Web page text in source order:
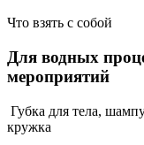
Что взять с собой
Для водных
мероприятий
Губка для тела,
кружка